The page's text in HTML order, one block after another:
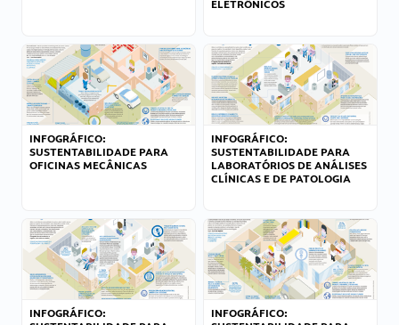
ELETRÔNICOS
INFOGRÁFICO:
SUSTENTABILIDADE PARA
OFICINAS MECÂNICAS
INFOGRÁFICO:
SUSTENTABILIDADE PARA
LABORATÓRIOS DE ANÁLISES
CLÍNICAS E DE PATOLOGIA
INFOGRÁFICO:
INFOGRÁFICO: